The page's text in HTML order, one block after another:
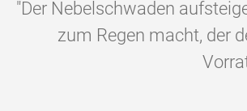
"Der Nebelschwaden
zum Regen macht, der